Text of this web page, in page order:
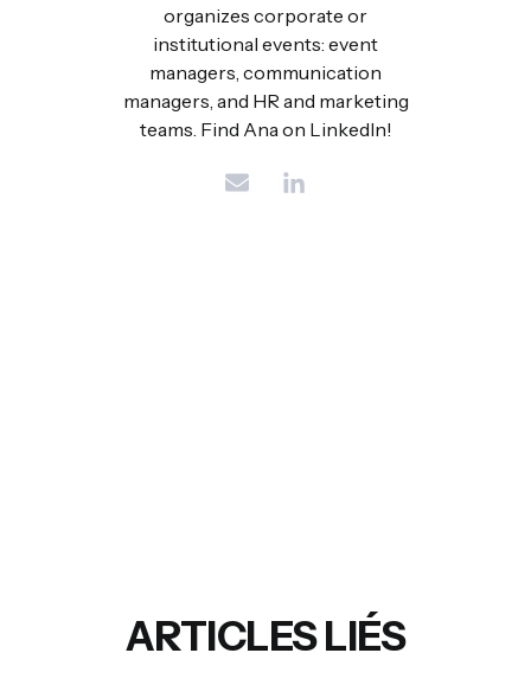
organizes corporate or
institutional events: event
managers, communication
managers, and HR and marketing
teams. Find Ana on LinkedIn!
ARTICLES LIÉS